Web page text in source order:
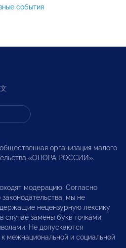
события
организация малого
«ОПОРА РОССИИ».
модерацию. Согласно
мы не
нецензурную лексику
случае замены букв точками,
Не допускаются
межнациональной и социальной